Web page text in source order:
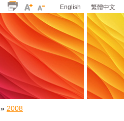
English 繁體中文
» 2008